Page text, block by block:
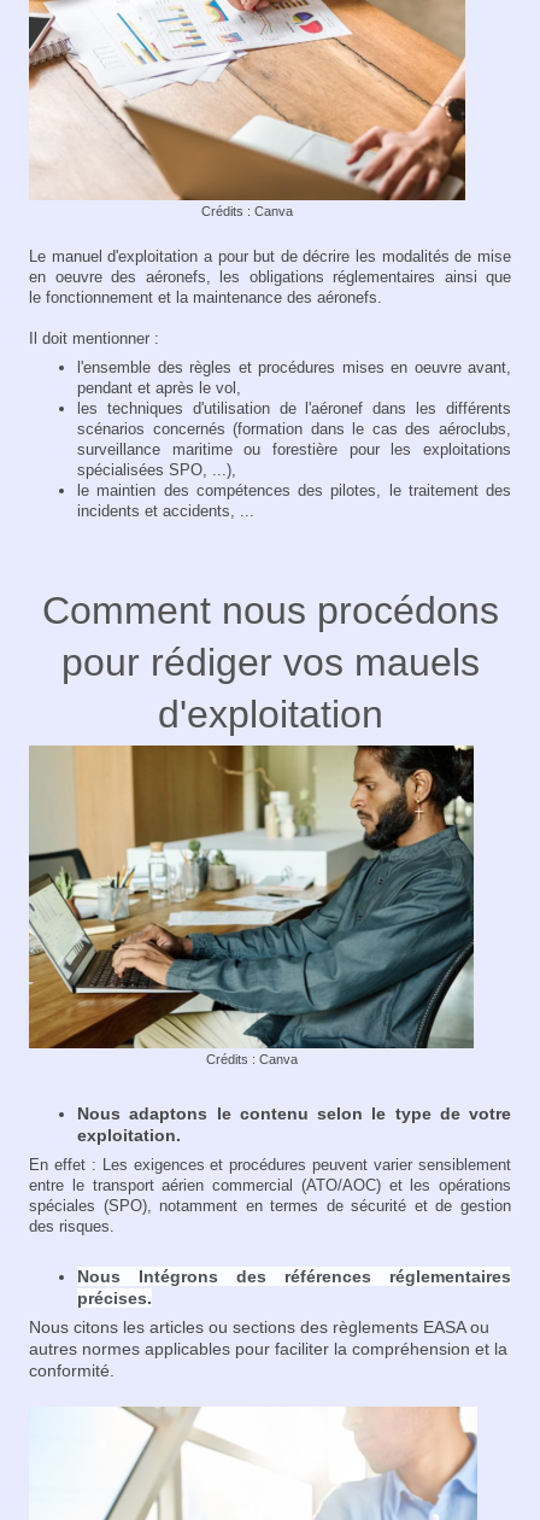
Crédits : Canva
Le manuel d'exploitation a pour but de décrire les modalités de mise
en oeuvre des aéronefs, les obligations réglementaires ainsi que
le fonctionnement et la maintenance des aéronefs.
Il doit mentionner :
l'ensemble des règles et procédures mises en oeuvre avant,
pendant et après le vol,
les techniques d'utilisation de l'aéronef dans les différents
scénarios concernés (formation dans le cas des aéroclubs,
surveillance maritime ou forestière pour les exploitations
spécialisées SPO, ...),
le maintien des compétences des pilotes, le traitement des
incidents et accidents, ...
Comment nous procédons
pour rédiger vos mauels
d'exploitation
Crédits : Canva
Nous adaptons le contenu selon le type de votre
exploitation.
En effet : Les exigences et procédures peuvent varier sensiblement
entre le transport aérien commercial (ATO/AOC) et les opérations
spéciales (SPO), notamment en termes de sécurité et de gestion
des risques.
Nous Intégrons des références réglementaires
précises.
Nous citons les articles ou sections des règlements EASA ou
autres normes applicables pour faciliter la compréhension et la
conformité.